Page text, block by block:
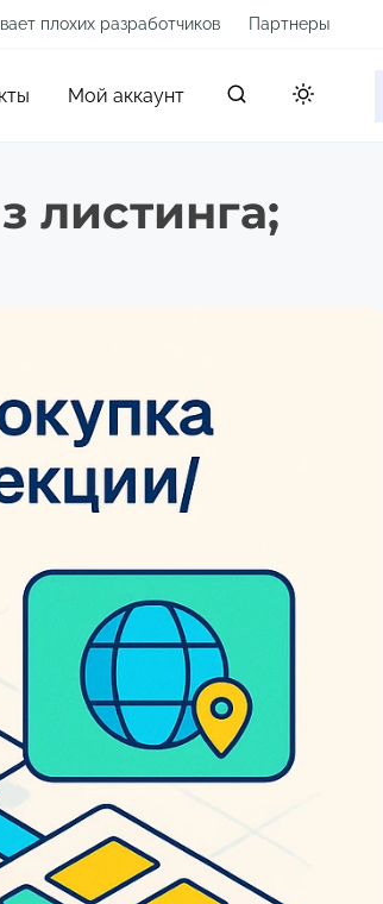
плохих разработчиков Партнеры
Мой аккаунт
листинга;